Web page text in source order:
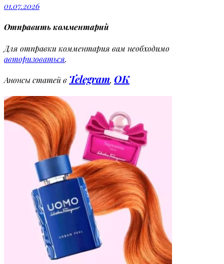
01.07.2026
Отправить комментарий
Для отправки комментария вам необходимо
авторизоваться.
Анонсы статей в Telegram, OK